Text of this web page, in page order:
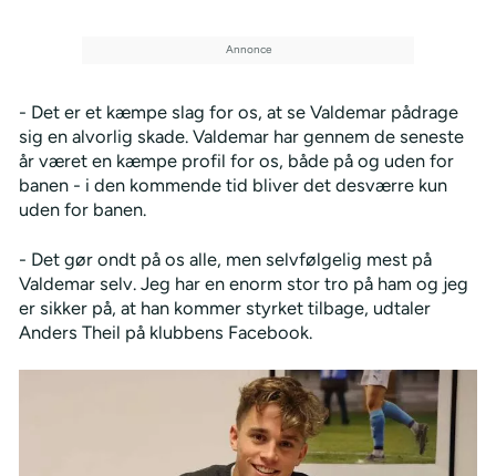
- Det er et kæmpe slag for os, at se Valdemar pådrage
sig en alvorlig skade. Valdemar har gennem de seneste
år været en kæmpe profil for os, både på og uden for
banen - i den kommende tid bliver det desværre kun
uden for banen.
- Det gør ondt på os alle, men selvfølgelig mest på
Valdemar selv. Jeg har en enorm stor tro på ham og jeg
er sikker på, at han kommer styrket tilbage, udtaler
Anders Theil på klubbens Facebook.